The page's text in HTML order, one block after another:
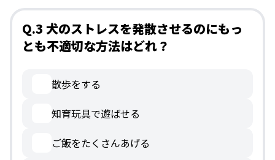
Q.3 犬のストレスを発散させるのにもっ
とも不適切な方法はどれ？
散歩をする
知育玩具で遊ばせる
ご飯をたくさんあげる